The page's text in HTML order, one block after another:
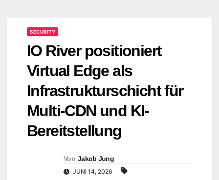
SECURITY
IO River positioniert
Virtual Edge als
Infrastrukturschicht für
Multi-CDN und KI-
Bereitstellung
Von Jakob Jung
JUNI 14, 2026